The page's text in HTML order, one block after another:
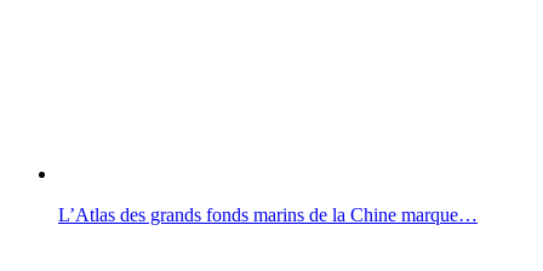
L’Atlas des grands fonds marins de la Chine marque…